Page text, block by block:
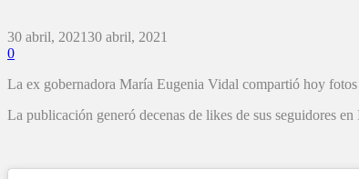
30 abril, 202130 abril, 2021
0
La ex gobernadora María Eugenia Vidal compartió hoy
La publicación generó decenas de likes de sus seguidores